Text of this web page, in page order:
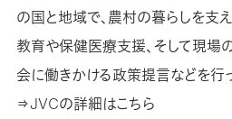
の国と地域で、農村の暮らしを支
教育や保健医療支援、そして現場
会に働きかける政策提言などを行
⇒JVCの詳細はこちら